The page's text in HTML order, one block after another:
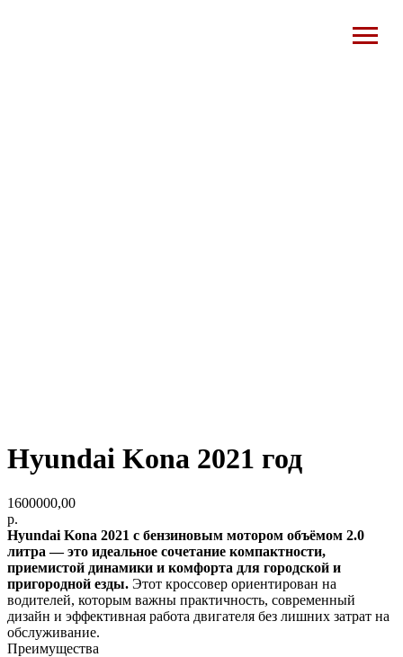
Hyundai Kona 2021 год
1600000,00
р.
Hyundai Kona 2021 с бензиновым мотором объёмом 2.0
литра — это идеальное сочетание компактности,
приемистой динамики и комфорта для городской и
пригородной езды. Этот кроссовер ориентирован на
водителей, которым важны практичность, современный
дизайн и эффективная работа двигателя без лишних затрат на
обслуживание.
Преимущества